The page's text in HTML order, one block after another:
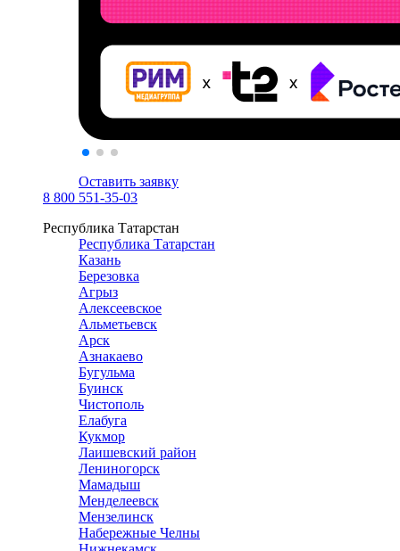
Оставить заявку
8 800 551-35-03
Республика Татарстан
Республика Татарстан
Казань
Березовка
Агрыз
Алексеевское
Альметьевск
Арск
Азнакаево
Бугульма
Буинск
Чистополь
Елабуга
Кукмор
Лаишевский район
Лениногорск
Мамадыш
Менделеевск
Мензелинск
Набережные Челны